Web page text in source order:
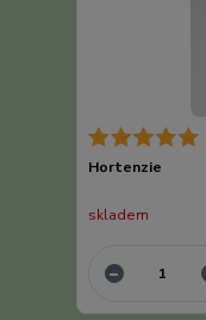
Hortenzie
skladem